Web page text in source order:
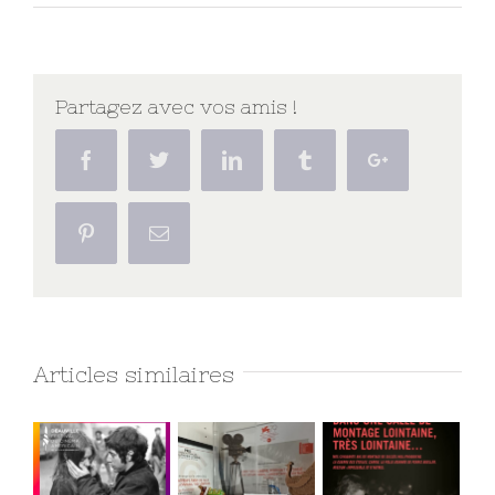
Partagez avec vos amis !
Facebook Twitter Linkedin Tumblr Google+
PinterestEmail
Articles similaires